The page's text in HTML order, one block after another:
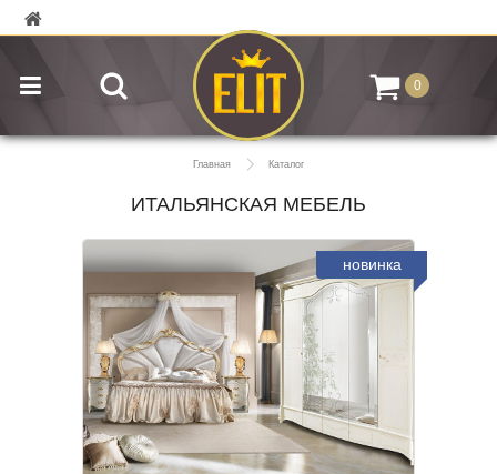
0
Главная Каталог
ИТАЛЬЯНСКАЯ МЕБЕЛЬ
новинка